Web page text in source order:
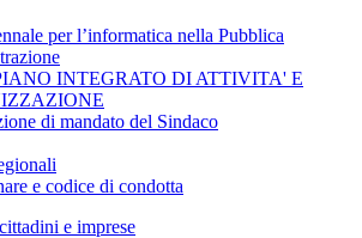
per l’informatica nella Pubblica
INTEGRATO DI ATTIVITA' E
di mandato del Sindaco
e codice di condotta
e imprese